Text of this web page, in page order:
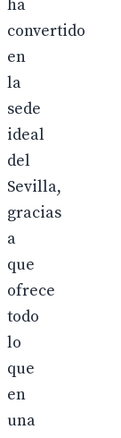
ha
convertido
en
la
sede
ideal
del
Sevilla,
gracias
a
que
ofrece
todo
lo
que
en
una